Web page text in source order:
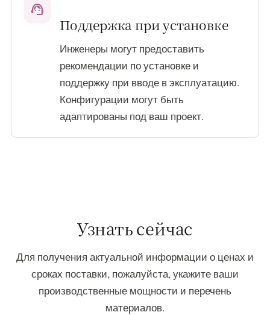
support_agent
Поддержка при установке
Инженеры могут предоставить
рекомендации по установке и
поддержку при вводе в эксплуатацию.
Конфигурации могут быть
адаптированы под ваш проект.
Узнать сейчас
Для получения актуальной информации о ценах и
сроках поставки, пожалуйста, укажите ваши
производственные мощности и перечень
материалов.